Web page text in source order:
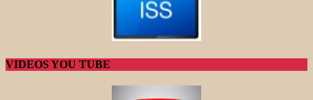
VIDEOS YOU TUBE